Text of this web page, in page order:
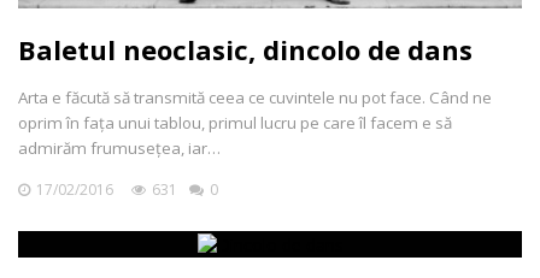
Baletul neoclasic, dincolo de dans
Arta e făcută să transmită ceea ce cuvintele nu pot face. Când ne
oprim în fața unui tablou, primul lucru pe care îl facem e să
admirăm frumusețea, iar…
17/02/2016 631 0